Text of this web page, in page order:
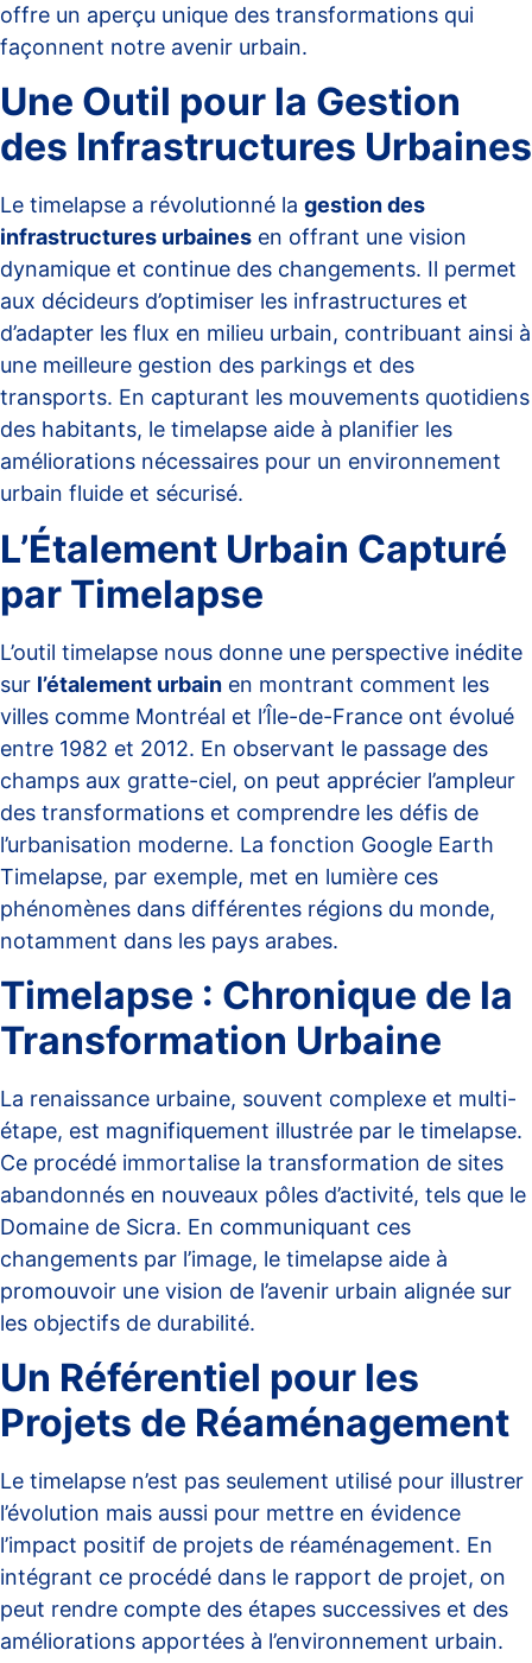
offre un aperçu unique des transformations qui
façonnent notre avenir urbain.
Une Outil pour la Gestion
des Infrastructures Urbaines
Le timelapse a révolutionné la gestion des
infrastructures urbaines en offrant une vision
dynamique et continue des changements. Il permet
aux décideurs d’optimiser les infrastructures et
d’adapter les flux en milieu urbain, contribuant ainsi à
une meilleure gestion des parkings et des
transports. En capturant les mouvements quotidiens
des habitants, le timelapse aide à planifier les
améliorations nécessaires pour un environnement
urbain fluide et sécurisé.
L’Étalement Urbain Capturé
par Timelapse
L’outil timelapse nous donne une perspective inédite
sur l’étalement urbain en montrant comment les
villes comme Montréal et l’Île-de-France ont évolué
entre 1982 et 2012. En observant le passage des
champs aux gratte-ciel, on peut apprécier l’ampleur
des transformations et comprendre les défis de
l’urbanisation moderne. La fonction Google Earth
Timelapse, par exemple, met en lumière ces
phénomènes dans différentes régions du monde,
notamment dans les pays arabes.
Timelapse : Chronique de la
Transformation Urbaine
La renaissance urbaine, souvent complexe et multi-
étape, est magnifiquement illustrée par le timelapse.
Ce procédé immortalise la transformation de sites
abandonnés en nouveaux pôles d’activité, tels que le
Domaine de Sicra. En communiquant ces
changements par l’image, le timelapse aide à
promouvoir une vision de l’avenir urbain alignée sur
les objectifs de durabilité.
Un Référentiel pour les
Projets de Réaménagement
Le timelapse n’est pas seulement utilisé pour illustrer
l’évolution mais aussi pour mettre en évidence
l’impact positif de projets de réaménagement. En
intégrant ce procédé dans le rapport de projet, on
peut rendre compte des étapes successives et des
améliorations apportées à l’environnement urbain.